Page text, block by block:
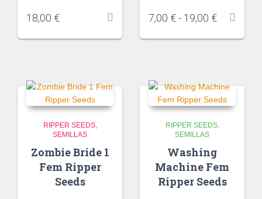
18,00 € 7,00 €- 19,00 €
RIPPER SEEDS
SEMILLAS
Zombie Bride 1
Fem Ripper
Seeds
RIPPER SEEDS
SEMILLAS
Washing
Machine Fem
Ripper Seeds